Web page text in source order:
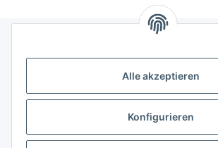
Alle akzeptieren
Konfigurieren